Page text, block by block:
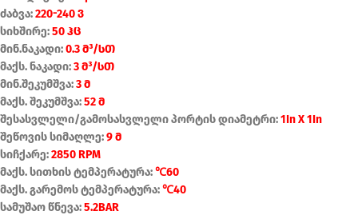
ძაბვა:220-240 ვ
სიხშირე:50 ჰც
მინ.ნაკადი:0.3 მ³/სთ
მაქს. ნაკადი:3 მ³/სთ
მინ.შეკუმშვა:3 მ
მაქს. შეკუმშვა:52 მ
შესასვლელი/გამოსასვლელი პორტის დიამეტრი:1In X 1In
შეწოვის სიმაღლე:9 მ
სიჩქარე:2850 RPM
მაქს. სითხის ტემპერატურა:℃60
მაქს. გარემოს ტემპერატურა:℃40
სამუშაო წნევა:5.2BAR